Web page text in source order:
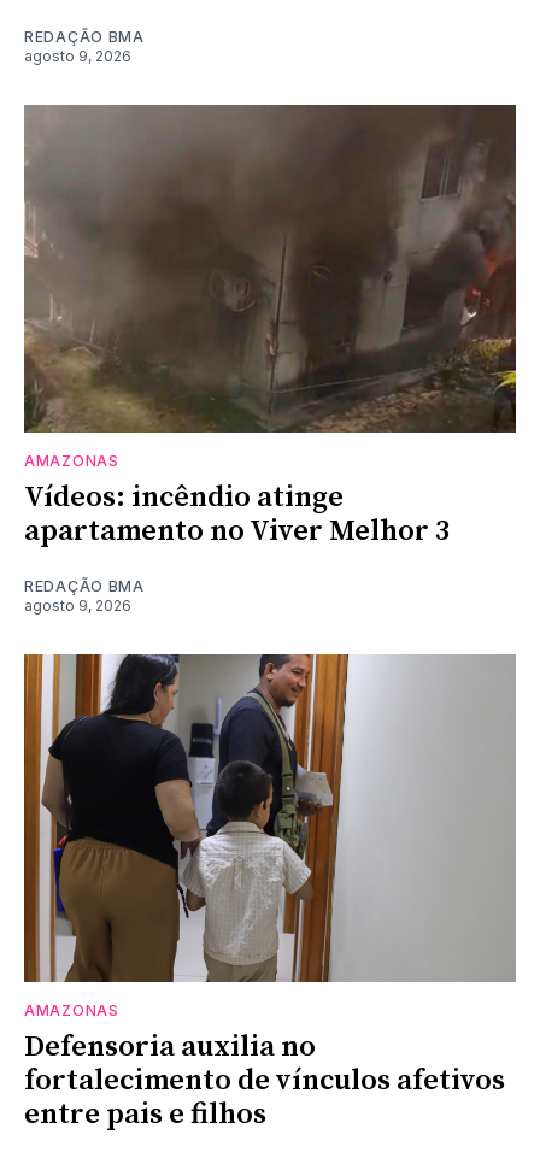
REDAÇÃO BMA
agosto 9, 2026
AMAZONAS
Vídeos: incêndio atinge
apartamento no Viver Melhor 3
REDAÇÃO BMA
agosto 9, 2026
AMAZONAS
Defensoria auxilia no
fortalecimento de vínculos afetivos
entre pais e filhos